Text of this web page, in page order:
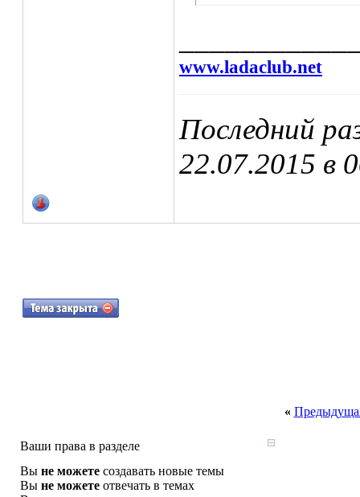
www.ladaclub.net
Последний
22.07.2015 в
«
Ваши права в разделе
Вы не можете создавать новые темы
Вы не можете отвечать в темах